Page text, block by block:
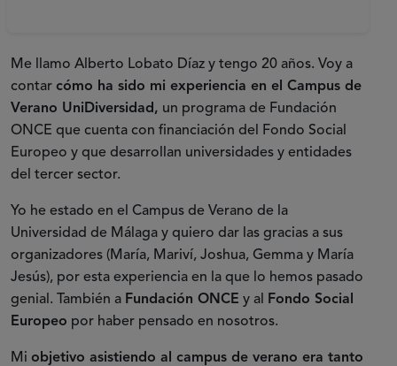
Me llamo Alberto Lobato Díaz y tengo 20 años. Voy a
contar cómo ha sido mi experiencia en el Campus de
Verano UniDiversidad, un programa de Fundación
ONCE que cuenta con financiación del Fondo Social
Europeo y que desarrollan universidades y entidades
del tercer sector.
Yo he estado en el Campus de Verano de la
Universidad de Málaga y quiero dar las gracias a sus
organizadores (María, Mariví, Joshua, Gemma y María
Jesús), por esta experiencia en la que lo hemos pasado
genial. También a Fundación ONCE y al
Fondo Social
Europeo por haber pensado en nosotros.
Mi objetivo asistiendo al campus de verano era tanto